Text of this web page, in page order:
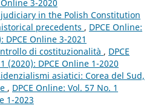
3-2020
in the Polish Constitution
precedents , DPCE Online:
DPCE Online 3-2021
di costituzionalità , DPCE
(2020): DPCE Online 1-2020
asiatici: Corea del Sud,
, DPCE Online: Vol. 57 No. 1
1-2023